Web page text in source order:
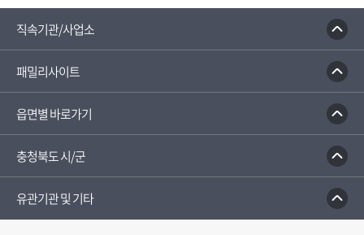
직속기관/사업소
패밀리사이트
읍면별 바로가기
충청북도 시/군
유관기관 및 기타